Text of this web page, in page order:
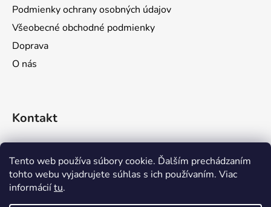
Tento web používa súbory cookie. Ďalším prechádzaním
tohto webu vyjadrujete súhlas s ich používaním. Viac
informáciítu.
Podmienky ochrany osobných údajov
Všeobecné obchodné podmienky
Doprava
O nás
Kontakt
0911 611 644